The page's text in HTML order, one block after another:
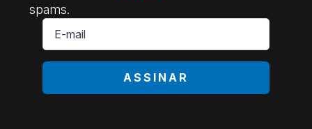
spams.
E-
mail
ASSINAR